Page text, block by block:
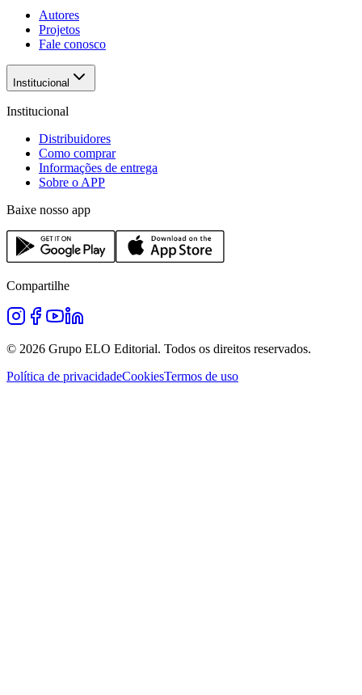
Autores
Projetos
Fale conosco
Institucional
Institucional
Distribuidores
Como comprar
Informações de entrega
Sobre o APP
Baixe nosso app
Compartilhe
© 2026 Grupo ELO Editorial. Todos os direitos reservados.
Política de privacidadeCookiesTermos de uso